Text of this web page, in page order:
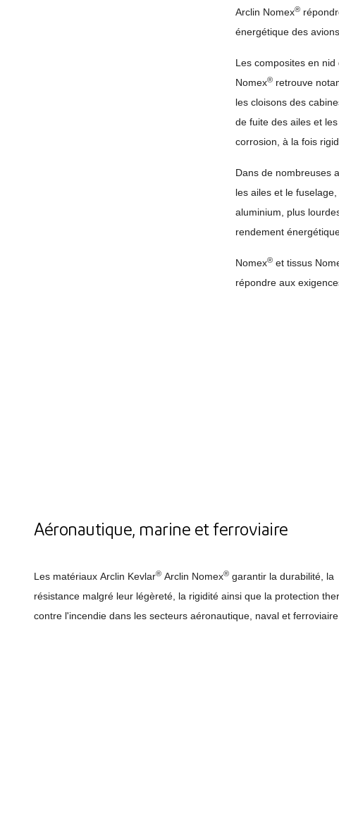
Arclin Nomex®
énergétique des
Les composites en
Nomex®retrouve
les cloisons des
de fuite des ailes et
corrosion, à la fois
Dans de nombreuses
les ailes et le
aluminium, plus
rendement
Nomex®et tissus
répondre aux
Aéronautique, marine et ferroviaire
Les matériaux Arclin Kevlar® Arclin Nomex® garantir la durabilité, la
résistance malgré leur légèreté, la rigidité ainsi que la protection
contre l'incendie dans les secteurs aéronautique, naval et